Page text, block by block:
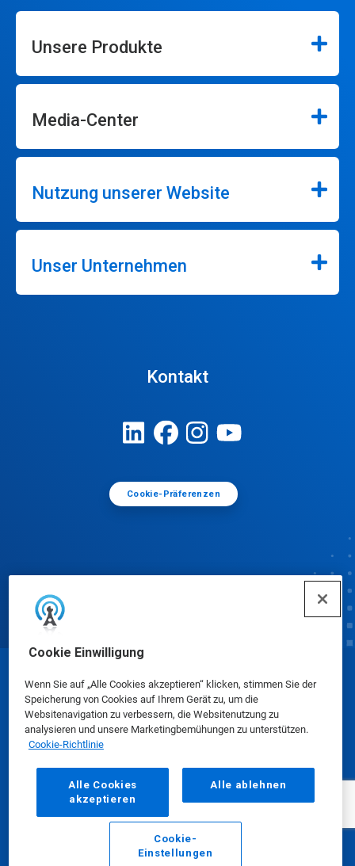
Cookie Einwilligung
Wenn Sie auf „Alle Cookies akzeptieren“ klicken, stimmen Sie der
Speicherung von Cookies auf Ihrem Gerät zu, um die
Websitenavigation zu verbessern, die Websitenutzung zu
analysieren und unsere Marketingbemühungen zu unterstützen.
Cookie-Richtlinie
Alle Cookies
akzeptieren
Alle ablehnen
Cookie-
Einstellungen
Unsere Produkte
Media-Center
Nutzung unserer Website
Unser Unternehmen
Kontakt
Cookie-Präferenzen
© Ecolab Inc. 2025
Sicherheitsdatenblätter|Datenschutzrichtlinie